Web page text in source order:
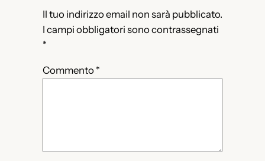
Il tuo indirizzo email non sarà pubblicato.
I campi obbligatori sono contrassegnati
*
Commento *